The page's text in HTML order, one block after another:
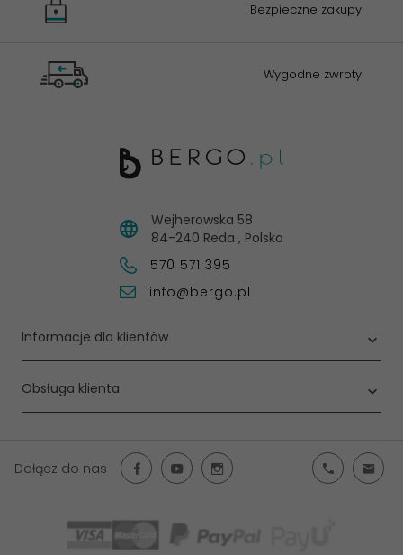
Bezpieczne zakupy
Wygodne zwroty
Wejherowska 58
84-240 Reda , Polska
570 571 395
info@bergo.pl
Informacje dla klientów
Obsługa klienta
Dołącz do nas